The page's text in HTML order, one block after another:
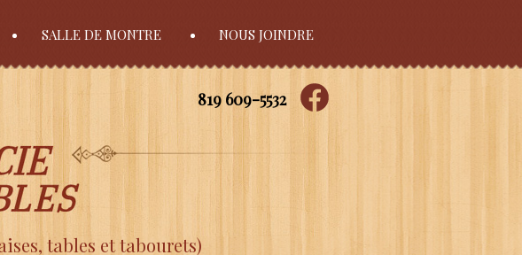
SALLE DE MONTRE NOUS JOINDRE
819 609-5532
tables et tabourets)